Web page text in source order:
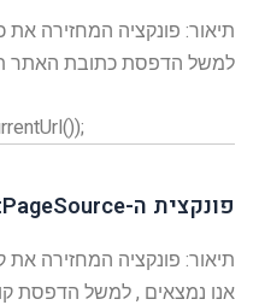
תיאור: פונקציה המחזירה
למשל הדפסת כתובת האתר
פונקצית ה-GetPageSource:
אנו נמצאים , למשל הדפסת